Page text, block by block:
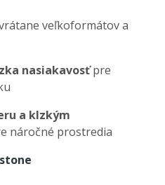
veľkoformátov a
nasiakavosťpre
a klzkým
náročné prostredia